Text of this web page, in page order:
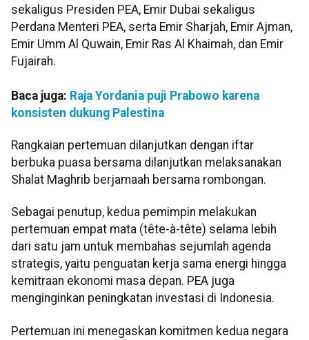
sekaligus Presiden PEA, Emir Dubai sekaligus
Perdana Menteri PEA, serta Emir Sharjah, Emir Ajman,
Emir Umm Al Quwain, Emir Ras Al Khaimah, dan Emir
Fujairah.
Baca juga: Raja Yordania puji Prabowo karena
konsisten dukung Palestina
Rangkaian pertemuan dilanjutkan dengan iftar
berbuka puasa bersama dilanjutkan melaksanakan
Shalat Maghrib berjamaah bersama rombongan.
Sebagai penutup, kedua pemimpin melakukan
pertemuan empat mata (tête-à-tête) selama lebih
dari satu jam untuk membahas sejumlah agenda
strategis, yaitu penguatan kerja sama energi hingga
kemitraan ekonomi masa depan. PEA juga
menginginkan peningkatan investasi di Indonesia.
Pertemuan ini menegaskan komitmen kedua negara